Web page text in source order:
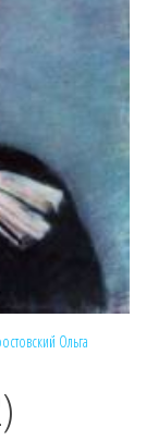
Ольга